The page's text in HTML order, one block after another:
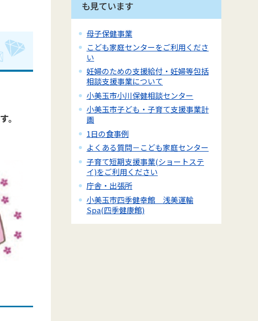
。
も見ています
母子保健事業
こども家庭センターをご利用くださ
い
妊婦のための支援給付・妊婦等包括
相談支援事業について
小美玉市小川保健相談センター
小美玉市子ども・子育て支援事業計
画
1日の食事例
よくある質問－こども家庭センター
子育て短期支援事業(ショートステ
イ)をご利用ください
庁舎・出張所
小美玉市四季健幸館 浅美運輸
Spa(四季健康館)